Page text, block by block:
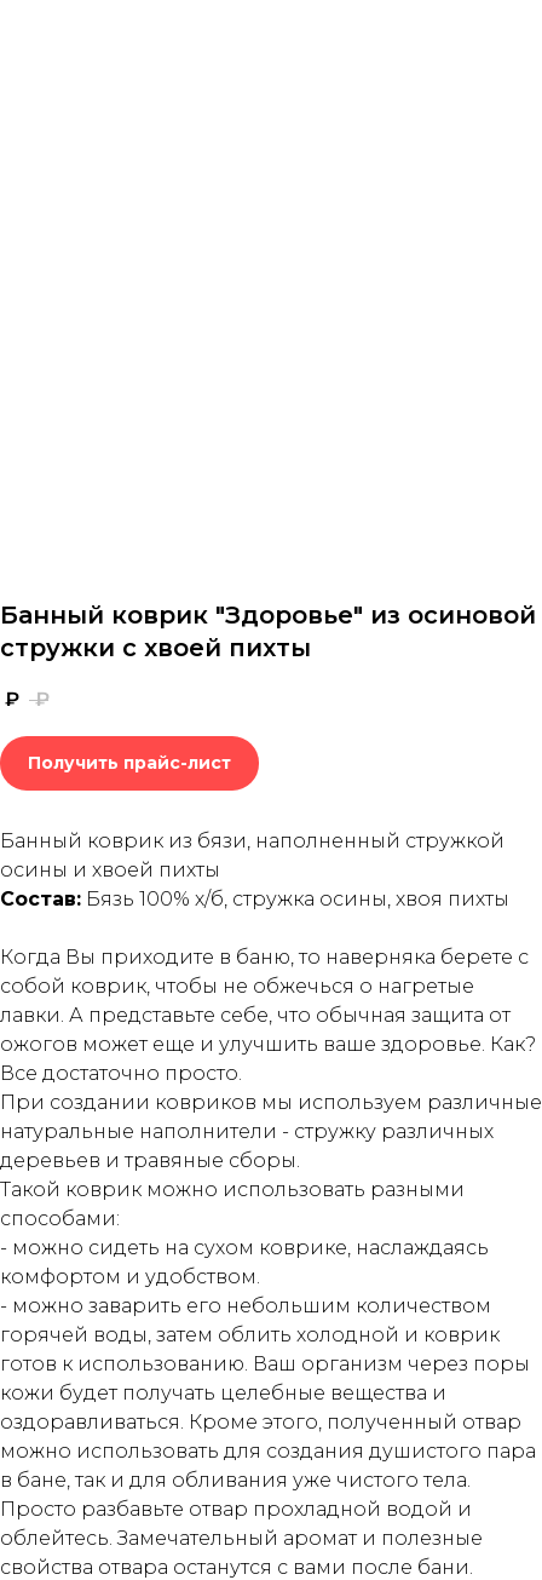
Банный коврик "Здоровье" из осиновой
стружки с хвоей пихты
₽ ₽
Получить прайс-лист
Банный коврик из бязи, наполненный стружкой
осины и хвоей пихты
Состав: Бязь 100% х/б, стружка осины, хвоя пихты
Когда Вы приходите в баню, то наверняка берете с
собой коврик, чтобы не обжечься о нагретые
лавки. А представьте себе, что обычная защита от
ожогов может еще и улучшить ваше здоровье. Как?
Все достаточно просто.
При создании ковриков мы используем различные
натуральные наполнители - стружку различных
деревьев и травяные сборы.
Такой коврик можно использовать разными
способами:
- можно сидеть на сухом коврике, наслаждаясь
комфортом и удобством.
- можно заварить его небольшим количеством
горячей воды, затем облить холодной и коврик
готов к использованию. Ваш организм через поры
кожи будет получать целебные вещества и
оздоравливаться. Кроме этого, полученный отвар
можно использовать для создания душистого пара
в бане, так и для обливания уже чистого тела.
Просто разбавьте отвар прохладной водой и
облейтесь. Замечательный аромат и полезные
свойства отвара останутся с вами после бани.